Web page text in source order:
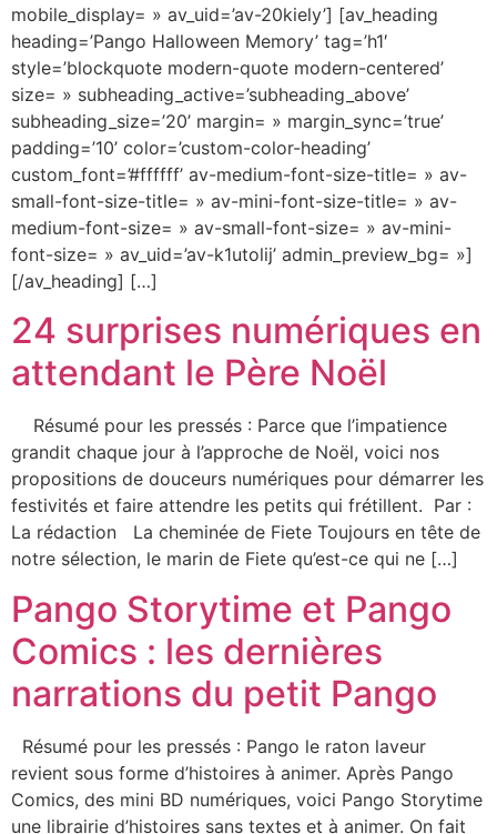
mobile_display= » av_uid=’av-20kiely’] [av_heading
heading=’Pango Halloween Memory’ tag=’h1′
style=’blockquote modern-quote modern-centered’
size= » subheading_active=’subheading_above’
subheading_size=’20’ margin= » margin_sync=’true’
padding=’10’ color=’custom-color-heading’
custom_font=’#ffffff’ av-medium-font-size-title= » av-
small-font-size-title= » av-mini-font-size-title= » av-
medium-font-size= » av-small-font-size= » av-mini-
font-size= » av_uid=’av-k1utolij’ admin_preview_bg= »]
[/av_heading] […]
24 surprises numériques en
attendant le Père Noël
Résumé pour les pressés : Parce que l’impatience
grandit chaque jour à l’approche de Noël, voici nos
propositions de douceurs numériques pour démarrer les
festivités et faire attendre les petits qui frétillent. Par :
La rédaction La cheminée de Fiete Toujours en tête de
notre sélection, le marin de Fiete qu’est-ce qui ne […]
Pango Storytime et Pango
Comics : les dernières
narrations du petit Pango
Résumé pour les pressés : Pango le raton laveur
revient sous forme d’histoires à animer. Après Pango
Comics, des mini BD numériques, voici Pango Storytime
une librairie d’histoires sans textes et à animer. On fait